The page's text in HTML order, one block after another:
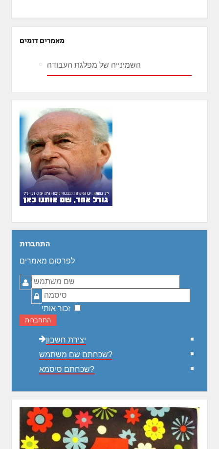
מאמרים דומים
השמינייה של מפלגת העבודה
התחברות
לפרסום מאמרים
שם
משתמש
סיסמה
זכור אותי
התחברות
יצירת חשבון
שכחתם שם משתמש?
שכחתם סיסמא?